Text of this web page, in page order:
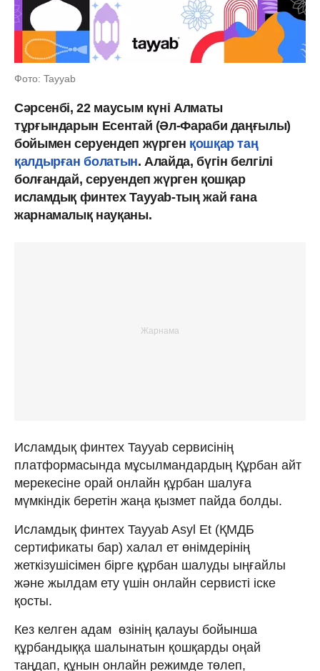
Фото: Tayyab
Сәрсенбі, 22 маусым күні Алматы
тұрғындарын Есентай (Әл-Фараби даңғылы)
бойымен серуендеп жүрген қошқар таң
қалдырған болатын. Алайда, бүгін белгілі
болғандай, серуендеп жүрген қошқар
исламдық финтех Tayyab-тың жай ғана
жарнамалық науқаны.
Исламдық финтех Tayyab сервисінің
платформасында мұсылмандардың Құрбан айт
мерекесіне орай онлайн құрбан шалуға
мүмкіндік беретін жаңа қызмет пайда болды.
Исламдық финтех Tayyab Asyl Et (ҚМДБ
сертификаты бар) халал ет өнімдерінің
жеткізушісімен бірге құрбан шалуды ыңғайлы
және жылдам ету үшін онлайн сервисті іске
қосты.
Кез келген адам өзінің қалауы бойынша
құрбандыққа шалынатын қошқарды оңай
таңдап, құнын онлайн режимде төлеп,